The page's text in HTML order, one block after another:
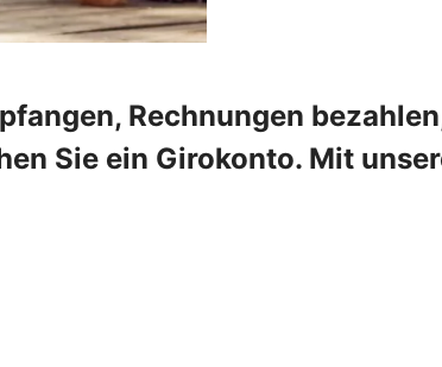
Rechnungen
Sie ein Girokonto. Mit